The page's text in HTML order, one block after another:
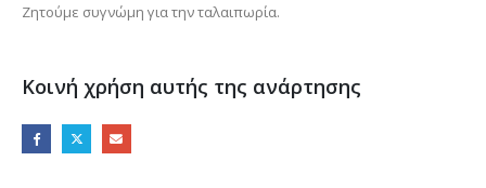
Ζητούμε συγνώμη για την ταλαιπωρία.
Κοινή χρήση αυτής της ανάρτησης